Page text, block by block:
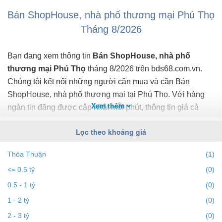
- Dự án nằm sát đường ...
Bán ShopHouse, nhà phố thương mại Phú Thọ
Tháng 8/2026
Bạn đang xem thông tin Bán ShopHouse, nhà phố
thương mại Phú Thọ tháng 8/2026 trên bds68.com.vn.
Chúng tôi kết nối những người cần mua và cần Bán
ShopHouse, nhà phố thương mại tại Phú Thọ. Với hàng
ngàn tin đăng được cập nhật mỗi phút, thông tin giá cả
thương mại ở Phú Thọ theo địa điểm, giá, diện tích, dự án,
đường phố, số phòng ngủ và hướng để tìm ra BĐS mong
muốn. Ngoài ra với tính năng gợi ý những batdongsan liền
kề cùng mức giá giúp bạn dễ dàng tìm ra chính chủ của
Xem thêm
Lọc theo khoảng giá
Thỏa Thuận
(1)
<= 0.5 tỷ
(0)
0.5 - 1 tỷ
(0)
1 - 2 tỷ
(0)
2 - 3 tỷ
(0)